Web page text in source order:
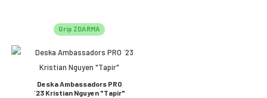
Grip ZDARMA
Deska Ambassadors PRO
´23 Kristian Nguyen "Tapir"